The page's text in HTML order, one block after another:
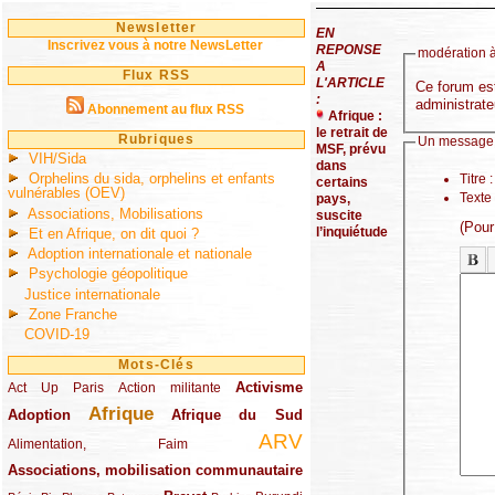
Newsletter
Inscrivez vous à notre NewsLetter
Flux RSS
Abonnement au flux RSS
Rubriques
VIH/Sida
Orphelins du sida, orphelins et enfants
vulnérables (OEV)
Associations, Mobilisations
Et en Afrique, on dit quoi ?
Adoption internationale et nationale
Psychologie géopolitique
Justice internationale
Zone Franche
COVID-19
Mots-Clés
Act Up Paris
(49/289) Action militante
(32/289) Activisme
(73/289)
Adoption
(82/289) Afrique
(161/289) Afrique du Sud
(73/289)
Alimentation, Faim
(48/289) ARV
(203/289)
Associations, mobilisation communautaire
(65/289)
EN
REPONSE
A
L'ARTICLE
:
Afrique :
le retrait de
MSF, prévu
dans
certains
pays,
suscite
l’inquiétude
modération
Ce forum
Un
Titre :